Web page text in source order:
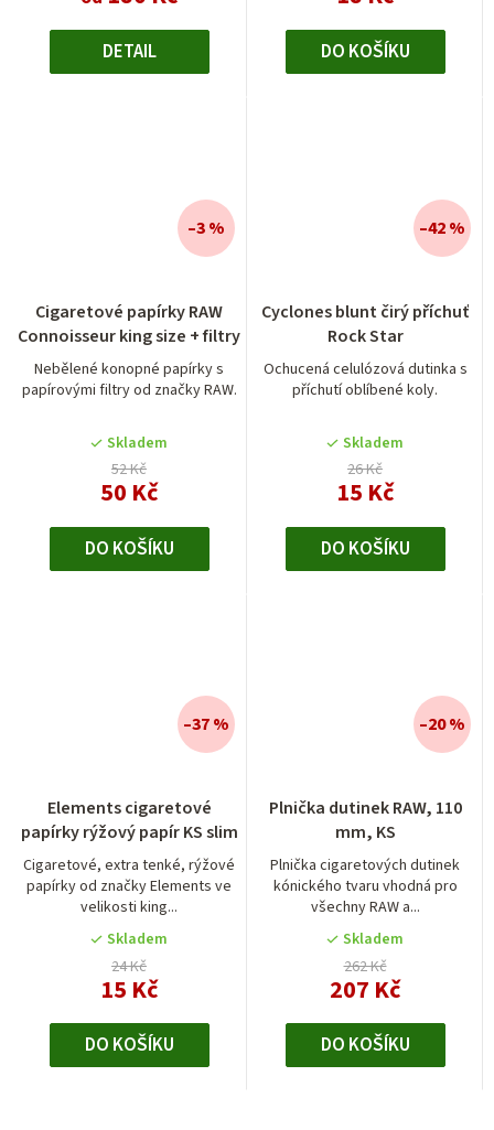
DETAIL DO KOŠÍKU
Cigaretové papírky RAW
Connoisseur king size + filtry
Nebělené konopné papírky s
papírovými filtry od značky RAW.
hodnocení
produktu
je
5,0
5
hvězdiček.
Skladem
52 Kč
50 Kč
–3 %
DO KOŠÍKU
Cyclones blunt čirý příchuť
Rock Star
Ochucená celulózová dutinka s
příchutí oblíbené koly.
Skladem
26 Kč
15 Kč
–42 %
DO KOŠÍKU
Elements cigaretové
papírky rýžový papír KS slim
Cigaretové, extra tenké, rýžové
papírky od značky Elements ve
velikosti king...
Skladem
24 Kč
15 Kč
–37 %
DO KOŠÍKU
Plnička dutinek RAW, 110
mm, KS
Plnička cigaretových dutinek
kónického tvaru vhodná pro
všechny RAW a...
Skladem
262 Kč
207 Kč
–20 %
DO KOŠÍKU